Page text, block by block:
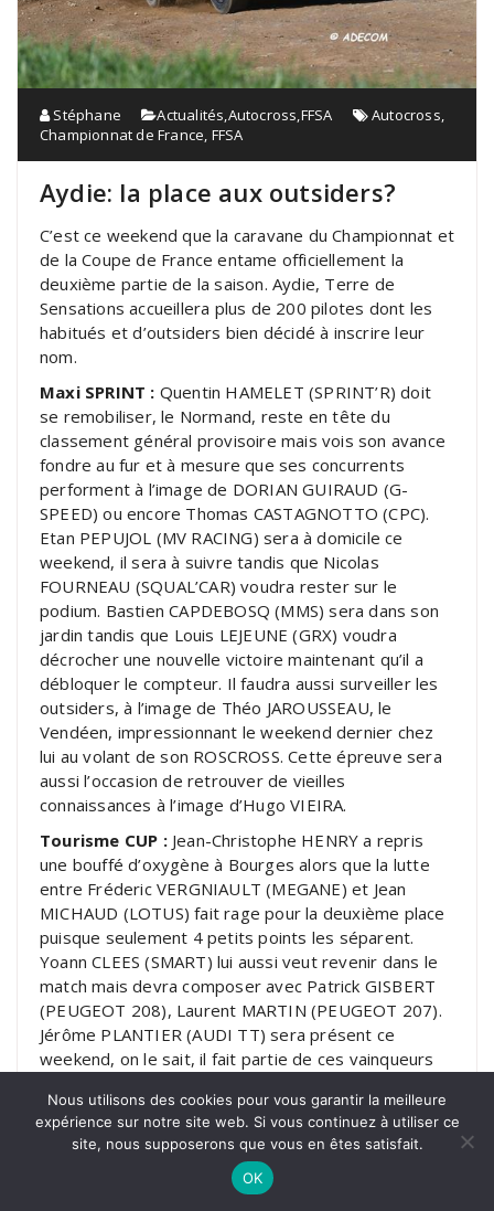
Stéphane Actualités,Autocross,FFSA Autocross,
Championnat de France, FFSA
Aydie: la place aux outsiders?
C’est ce weekend que la caravane du Championnat et
de la Coupe de France entame officiellement la
deuxième partie de la saison. Aydie, Terre de
Sensations accueillera plus de 200 pilotes dont les
habitués et d’outsiders bien décidé à inscrire leur
nom.
Maxi SPRINT : Quentin HAMELET (SPRINT’R) doit
se remobiliser, le Normand, reste en tête du
classement général provisoire mais vois son avance
fondre au fur et à mesure que ses concurrents
performent à l’image de DORIAN GUIRAUD (G-
SPEED) ou encore Thomas CASTAGNOTTO (CPC).
Etan PEPUJOL (MV RACING) sera à domicile ce
weekend, il sera à suivre tandis que Nicolas
FOURNEAU (SQUAL’CAR) voudra rester sur le
podium. Bastien CAPDEBOSQ (MMS) sera dans son
jardin tandis que Louis LEJEUNE (GRX) voudra
décrocher une nouvelle victoire maintenant qu’il a
débloquer le compteur. Il faudra aussi surveiller les
outsiders, à l’image de Théo JAROUSSEAU, le
Vendéen, impressionnant le weekend dernier chez
lui au volant de son ROSCROSS. Cette épreuve sera
aussi l’occasion de retrouver de vieilles
connaissances à l’image d’Hugo VIEIRA.
Tourisme CUP :Jean-Christophe HENRY a repris
une bouffé d’oxygène à Bourges alors que la lutte
entre Fréderic VERGNIAULT (MEGANE) et Jean
MICHAUD (LOTUS) fait rage pour la deuxième place
puisque seulement 4 petits points les séparent.
Yoann CLEES (SMART) lui aussi veut revenir dans le
match mais devra composer avec Patrick GISBERT
(PEUGEOT 208), Laurent MARTIN (PEUGEOT 207).
Jérôme PLANTIER (AUDI TT) sera présent ce
weekend, on le sait, il fait partie de ces vainqueurs
Luc FRANSORET (FIAT), Jérôme LADEPECHE
(PEUGEOT 207), Nicolas ESCARNOT (PEUGEOT
106), Cédric COMBES (LOTUS), Alain SEGARD
(PEUGEOT 205) viendront compléter le tableau des
Nous utilisons des cookies pour vous garantir la meilleure
expérience sur notre site web. Si vous continuez à utiliser ce
site, nous supposerons que vous en êtes satisfait.
OK